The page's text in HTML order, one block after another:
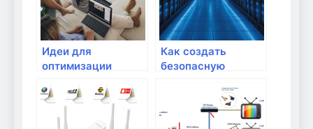
Идеи для
оптимизации
Как создать
безопасную